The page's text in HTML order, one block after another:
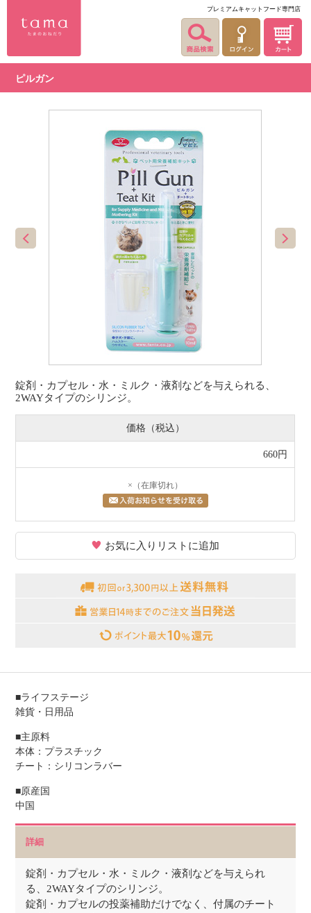
プレミアムキャットフード専門店
ピルガン
錠剤・カプセル・水・ミルク・液剤などを与えられる、
2WAYタイプのシリンジ。
価格（税込）
660円
×（在庫切れ）
お気に入りリストに追加
■ライフステージ
雑貨・日用品
■主原料
本体：プラスチック
チート：シリコンラバー
■原産国
中国
詳細
錠剤・カプセル・水・ミルク・液剤などを与えられ
る、2WAYタイプのシリンジ。
錠剤・カプセルの投薬補助だけでなく、付属のチート